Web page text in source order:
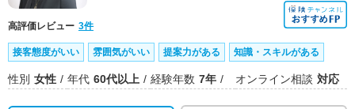
高評価レビュー 3件
接客態度がいい 雰囲気がいい 提案力がある 知識・スキルがある
性別 女性 年代 60代以上 経験年数 7年 オンライン相談 対応